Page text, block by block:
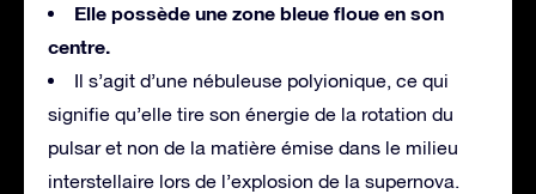
Elle possède une zone bleue floue en son
centre.
Il s’agit d’une nébuleuse polyionique, ce qui
signifie qu’elle tire son énergie de la rotation du
pulsar et non de la matière émise dans le milieu
interstellaire lors de l’explosion de la supernova.